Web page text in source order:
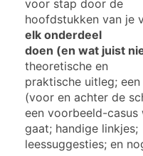
voor stap door de
hoofdstukken van je
elk onderdeel
doen (en wat juist
theoretische en
praktische uitleg;
(voor en achter de
een voorbeeld-casus
gaat; handige linkjes;
leessuggesties; en